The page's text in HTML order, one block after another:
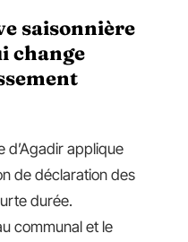
saisonnière
change
d’Agadir applique
de déclaration des
durée.
communal et le